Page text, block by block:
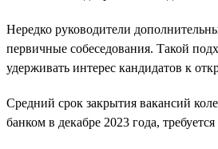
Нередко руководители
первичные собеседования. Такой
удерживать интерес кандидатов к
Средний срок закрытия вакансий
банком в декабре 2023 года, требуется